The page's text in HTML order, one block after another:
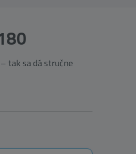
tak sa dá stručne